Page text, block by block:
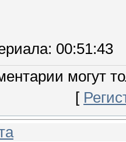
: 00:51:43
могут
[